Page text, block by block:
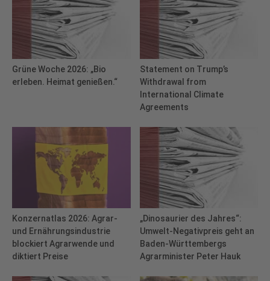
Grüne Woche 2026: „Bio
erleben. Heimat genießen.“
Statement on Trump’s
Withdrawal from
International Climate
Agreements
Konzernatlas 2026: Agrar-
und Ernährungsindustrie
blockiert Agrarwende und
diktiert Preise
„Dinosaurier des Jahres“:
Umwelt-Negativpreis geht an
Baden-Württembergs
Agrarminister Peter Hauk